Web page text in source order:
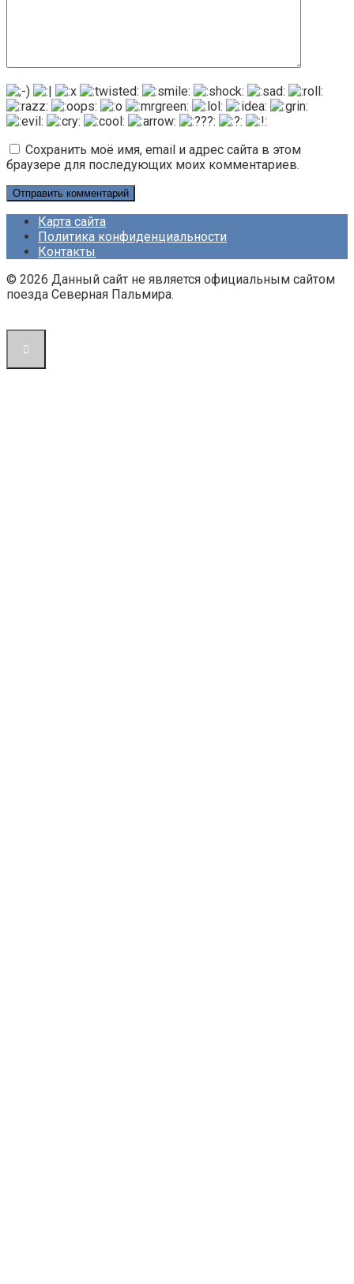
Сохранить моё имя, email и адрес сайта в этом
браузере для последующих моих комментариев.
Карта сайта
Политика конфиденциальности
Контакты
© 2026 Данный сайт не является официальным сайтом
поезда Северная Пальмира.